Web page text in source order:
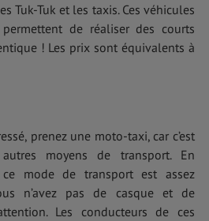
Tuk-Tuk et les taxis. Ces véhicules
de réaliser des courts
! Les prix sont équivalents à
prenez une moto-taxi, car c’est
moyens de transport. En
ce mode de transport est assez
n’avez pas de casque et de
Les conducteurs de ces